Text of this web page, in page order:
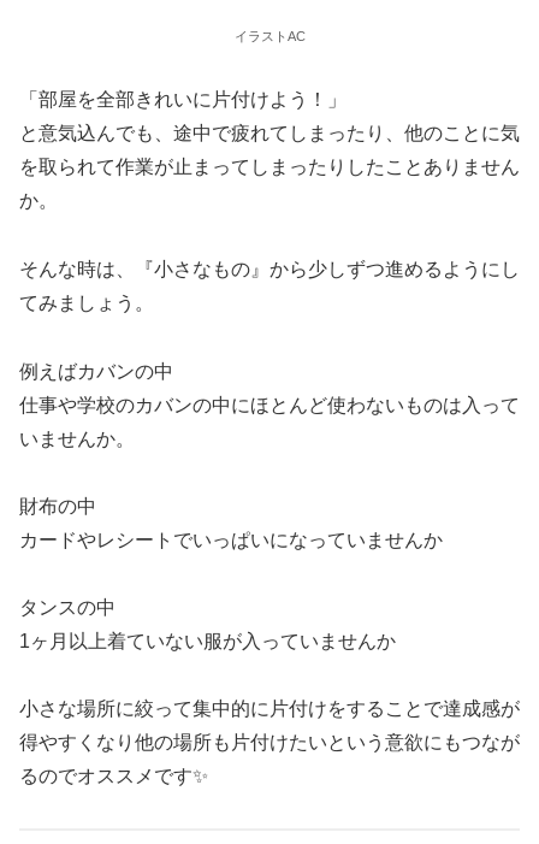
イラストAC
「部屋を全部きれいに片付けよう！」
と意気込んでも、途中で疲れてしまったり、他のことに気
を取られて作業が止まってしまったりしたことありません
か。
そんな時は、『小さなもの』から少しずつ進めるようにし
てみましょう。
例えばカバンの中
仕事や学校のカバンの中にほとんど使わないものは入って
いませんか。
財布の中
カードやレシートでいっぱいになっていませんか
タンスの中
1ヶ月以上着ていない服が入っていませんか
小さな場所に絞って集中的に片付けをすることで達成感が
得やすくなり他の場所も片付けたいという意欲にもつなが
るのでオススメです✨